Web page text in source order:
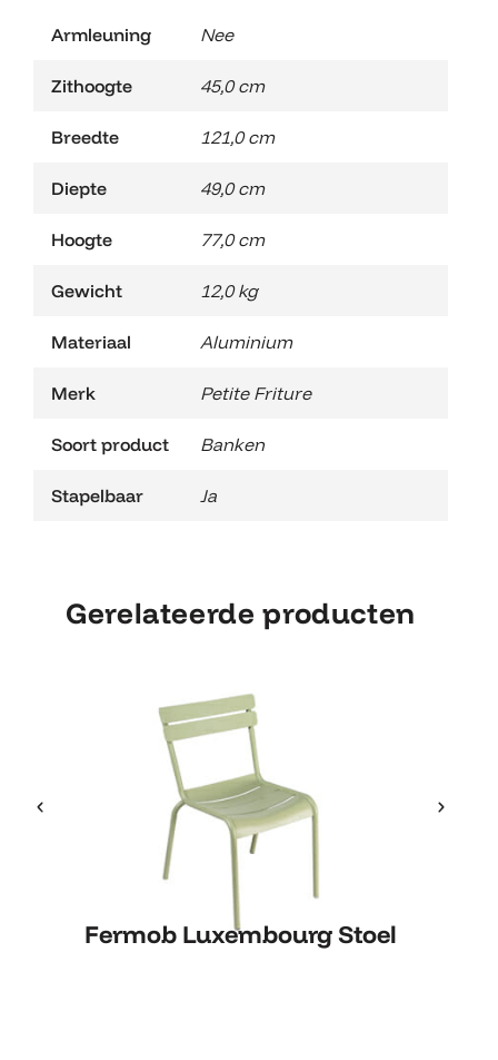
Armleuning Nee
Zithoogte 45,0 cm
Breedte 121,0 cm
Diepte 49,0 cm
Hoogte 77,0 cm
Gewicht 12,0 kg
Materiaal Aluminium
Merk Petite Friture
Soort product Banken
Stapelbaar Ja
Gerelateerde producten
Fermob Luxembourg Stoel
Fermob Luxembourg Stoel